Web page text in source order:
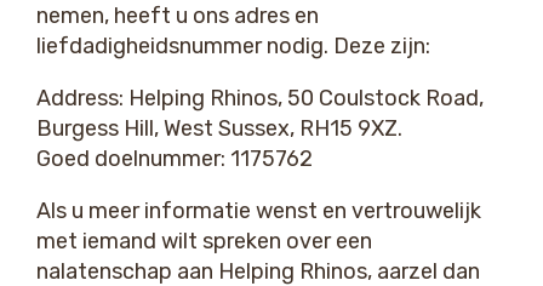
nemen, heeft u ons adres en
liefdadigheidsnummer nodig. Deze zijn:
Address: Helping Rhinos, 50 Coulstock Road,
Burgess Hill, West Sussex, RH15 9XZ.
Goed doelnummer: 1175762
Als u meer informatie wenst en vertrouwelijk
met iemand wilt spreken over een
nalatenschap aan Helping Rhinos, aarzel dan